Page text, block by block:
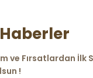
ve Fırsatlardan İlk
!